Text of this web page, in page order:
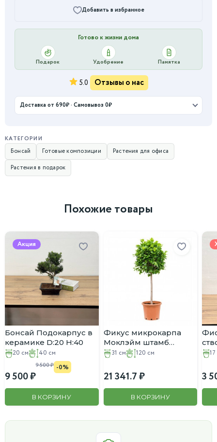
Добавить в избранное
Готово к жизни дома
Подарок Удобрение Памятка
5.0 Отзывы о нас
Доставка от 690₽ · Самовывоз 0₽
КАТЕГОРИИ
Бонсай Готовые композиции
Растения для офиса
Растения в подарок
Похожие товары
Акция
Бонсай Подокарпус в
керамике D:20 H:40
20 см
40 см
9 500
9 500 -0%
В КОРЗИНУ
Фикус микрокарпа
Моклэйм штамб
D:31CM H:120CM
31 см 120 см
21 341.7
В КОРЗИНУ
3